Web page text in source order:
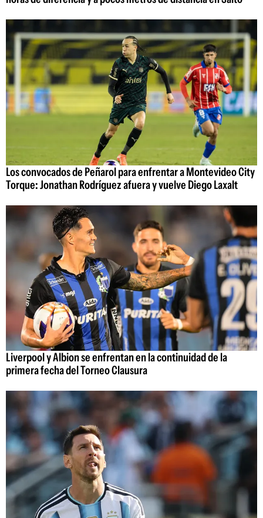
Los convocados de Peñarol para enfrentar a Montevideo City
Torque: Jonathan Rodríguez afuera y vuelve Diego Laxalt
Liverpool y Albion se enfrentan en la continuidad de la
primera fecha del Torneo Clausura